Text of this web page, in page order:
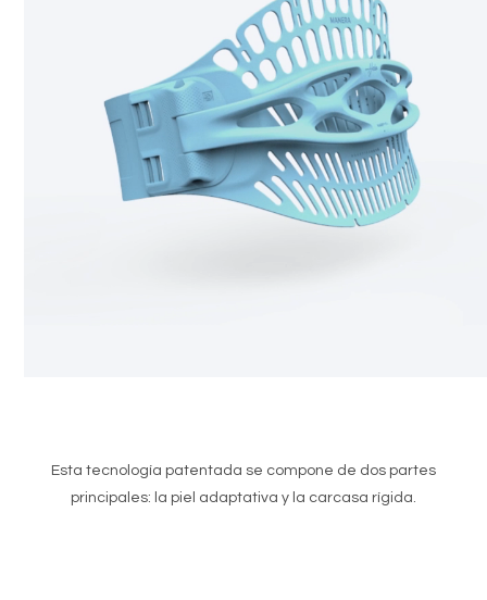
Esta tecnología patentada se compone de dos partes
principales: la piel adaptativa y la carcasa rígida.